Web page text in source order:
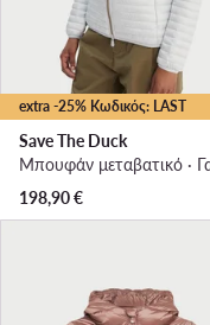
extra -25% Κωδικός: LAST
Save The Duck
198,90€